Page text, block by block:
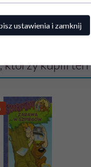
7,99 PLN
którzy kupili
ustawienia i zamknij